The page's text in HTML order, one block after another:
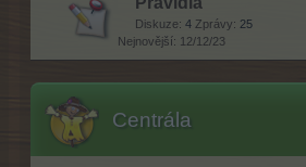
Diskuze: 4 Zprávy: 25
12/12/23
Centrála